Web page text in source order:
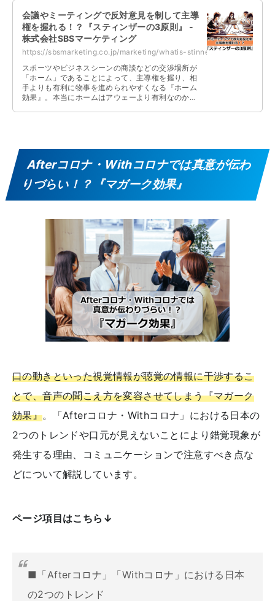
会議やミーティングで反対意見を制して主導
権を握れる！？『スティンザーの3原則』 -
株式会社SBSマーケティング
https://sbsmarketing.co.jp/marketing/whatis-stinnetts-three-principles-2023-09/
スポーツやビジネスシーンの商談などの交渉場所が
「ホーム」であることによって、主導権を握り、相
手よりも有利に物事を進められやすくなる『ホーム
効果』。本当にホームはアウェーより有利なのか、
Afterコロナ・Withコロナでは真意が伝わ
りづらい！？『マガーク効果』
口の動きといった視覚情報が聴覚の情報に干渉するこ
とで、音声の聞こえ方を変容させてしまう『マガーク
効果』。「Afterコロナ・Withコロナ」における日本の
2つのトレンドや口元が見えないことにより錯覚現象が
発生する理由、コミュニケーションで注意すべき点な
どについて解説しています。
ページ項目はこちら↓
■「Afterコロナ」「Withコロナ」における日本
の2つのトレンド